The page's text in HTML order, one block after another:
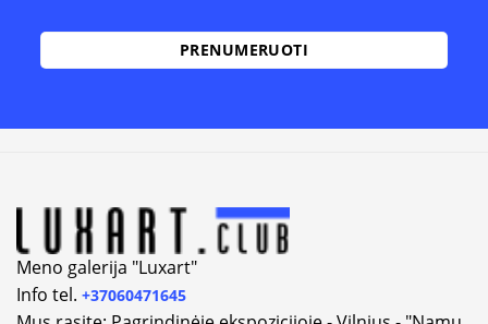
Meno galerija "Luxart"
Info tel. +37060471645